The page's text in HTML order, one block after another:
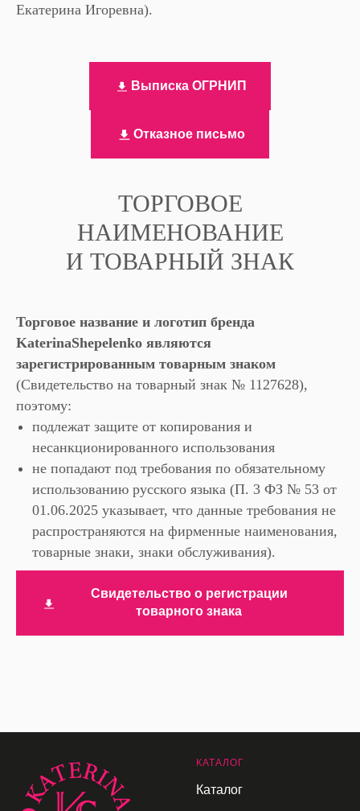
Екатерина Игоревна).
Выписка ОГРНИП
Отказное письмо
ТОРГОВОЕ
НАИМЕНОВАНИЕ
И ТОВАРНЫЙ ЗНАК
Торговое название и логотип бренда
KaterinaShepelenko являются
зарегистрированным товарным знаком
(Cвидетельство на товарный знак № 1127628),
поэтому:
подлежат защите от копирования и
несанкционированного использования
не попадают под требования по обязательному
использованию русского языка (П. 3 ФЗ № 53 от
01.06.2025 указывает, что данные требования не
распространяются на фирменные наименования,
товарные знаки, знаки обслуживания).
Свидетельство о регистрации
товарного знака
КАТАЛОГ
Каталог